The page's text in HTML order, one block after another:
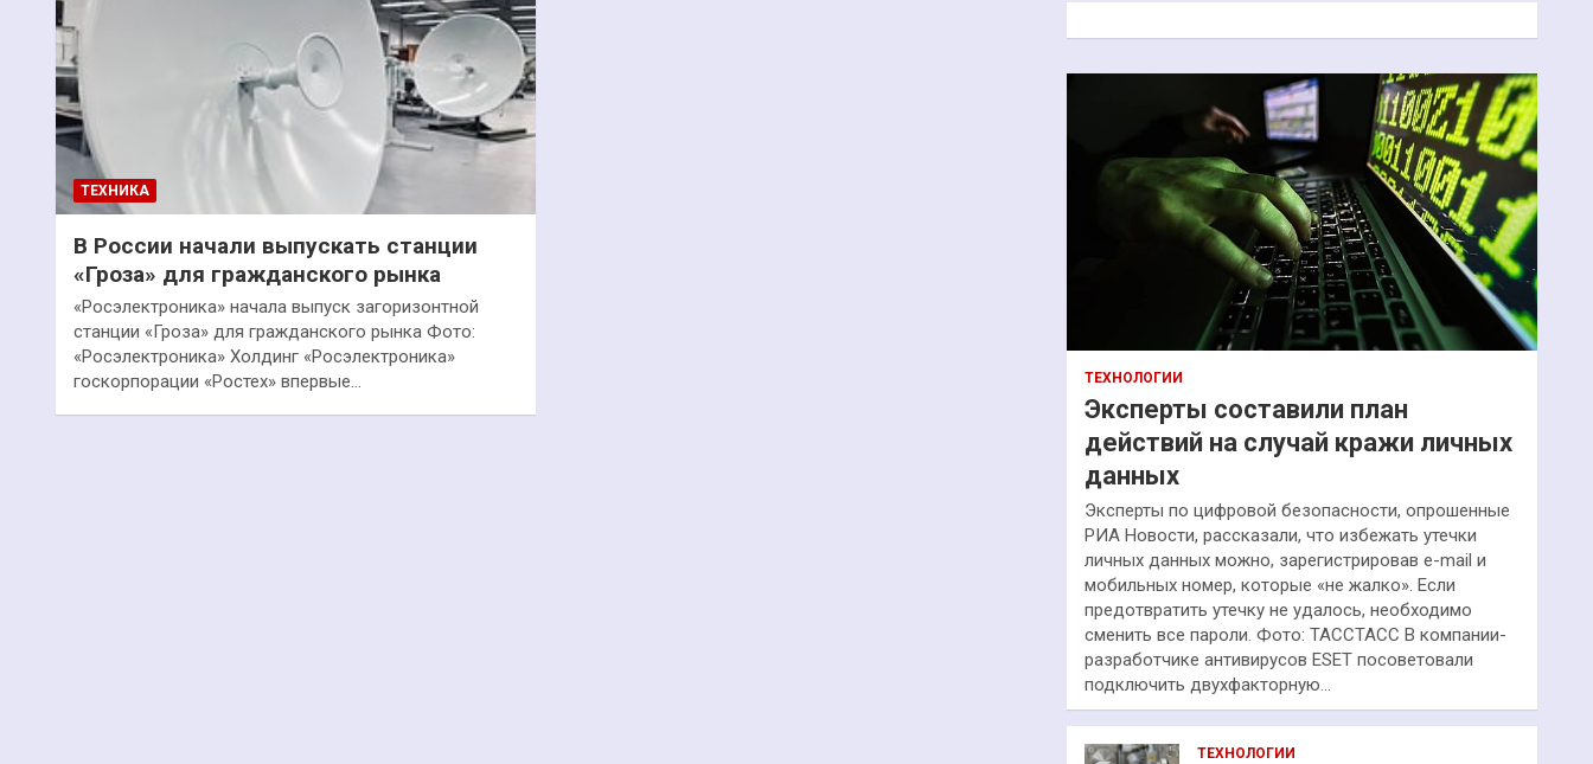
ТЕХНИКА
В России начали выпускать станции
«Гроза» для гражданского рынка
«Росэлектроника» начала выпуск загоризонтной
станции «Гроза» для гражданского рынка Фото:
«Росэлектроника» Холдинг «Росэлектроника»
госкорпорации «Ростех» впервые…
к
ТЕХНОЛОГИИ
Эксперты составили план
действий на случай кражи личных
данных
Эксперты по цифровой безопасности, опрошенные
РИА Новости, рассказали, что избежать утечки
личных данных можно, зарегистрировав e-mail и
мобильных номер, которые «не жалко». Если
предотвратить утечку не удалось, необходимо
сменить все пароли. Фото: ТАССТАСС В компании-
разработчике антивирусов ESET посоветовали
подключить двухфакторную…
ТЕХНОЛОГИИ